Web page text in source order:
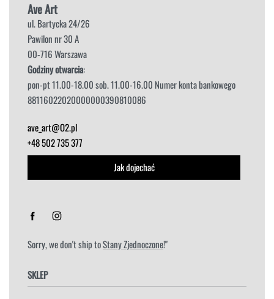
Ave Art
ul. Bartycka 24/26
Pawilon nr 30 A
00-716 Warszawa
Godziny otwarcia:
pon-pt 11.00-18.00 sob. 11.00-16.00 Numer konta bankowego
88116022020000000390810086
ave_art@O2.pl
+48 502 735 377
Jak dojechać
Sorry, we don't ship toStany Zjednoczone!"
SKLEP